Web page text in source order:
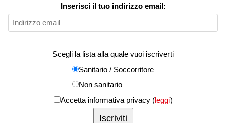
Inserisci il tuo indirizzo email:
Scegli la lista alla quale vuoi iscriverti
Sanitario / Soccorritore
Non sanitario
Accetta informativa privacy (leggi)